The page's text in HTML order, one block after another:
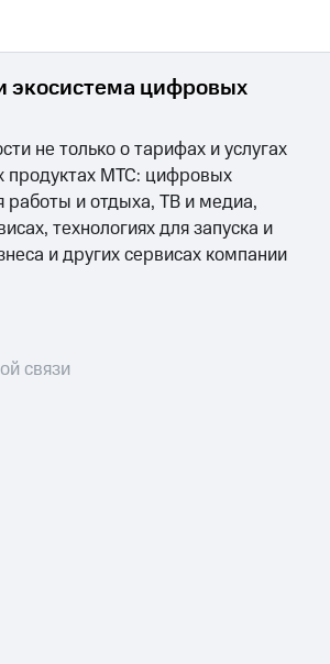
экосистема цифровых
не только о тарифах и услугах
продуктах МТС: цифровых
работы и отдыха, ТВ и медиа,
технологиях для запуска и
и других сервисах компании
связи